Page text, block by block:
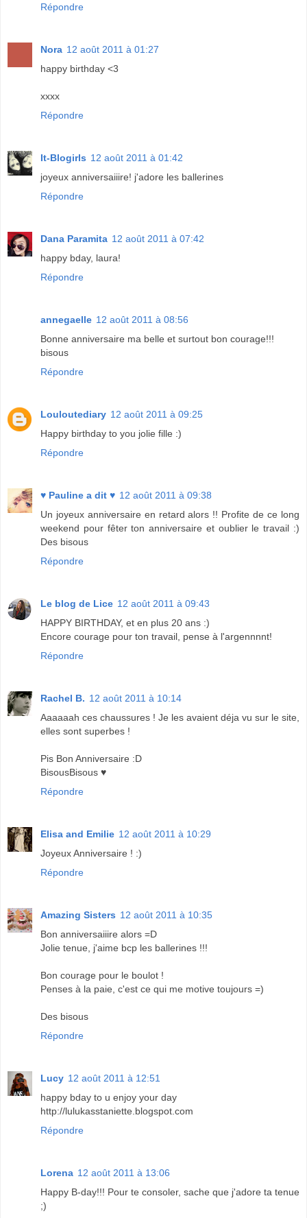
Répondre
Nora 12 août 2011 à 01:27
happy birthday <3
xxxx
Répondre
It-Blogirls 12 août 2011 à 01:42
joyeux anniversaiiire! j'adore les ballerines
Répondre
Dana Paramita 12 août 2011 à 07:42
happy bday, laura!
Répondre
annegaelle 12 août 2011 à 08:56
Bonne anniversaire ma belle et surtout bon courage!!!
bisous
Répondre
Louloutediary 12 août 2011 à 09:25
Happy birthday to you jolie fille :)
Répondre
♥ Pauline a dit ♥ 12 août 2011 à 09:38
Un joyeux anniversaire en retard alors !! Profite de ce long
weekend pour fêter ton anniversaire et oublier le travail :)
Des bisous
Répondre
Le blog de Lice 12 août 2011 à 09:43
HAPPY BIRTHDAY, et en plus 20 ans :)
Encore courage pour ton travail, pense à l'argennnnt!
Répondre
Rachel B. 12 août 2011 à 10:14
Aaaaaah ces chaussures ! Je les avaient déja vu sur le site,
elles sont superbes !
Pis Bon Anniversaire :D
BisousBisous ♥
Répondre
Elisa and Emilie 12 août 2011 à 10:29
Joyeux Anniversaire ! :)
Répondre
Amazing Sisters 12 août 2011 à 10:35
Bon anniversaiiire alors =D
Jolie tenue, j'aime bcp les ballerines !!!
Bon courage pour le boulot !
Penses à la paie, c'est ce qui me motive toujours =)
Des bisous
Répondre
Lucy 12 août 2011 à 12:51
happy bday to u enjoy your day
http://lulukasstaniette.blogspot.com
Répondre
Lorena 12 août 2011 à 13:06
Happy B-day!!! Pour te consoler, sache que j'adore ta tenue
;)